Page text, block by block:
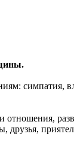
симпатия,
отношения,